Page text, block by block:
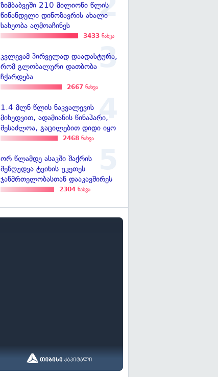
ზიმბაბვეში 210 მილიონი წლის
წინანდელი დინოზავრის ახალი
სახეობა აღმოაჩინეს
3433 ნახვა
კვლევამ პირველად დაადასტურა,
რომ გლობალური დათბობა
ჩქარდება
2667 ნახვა
1.4 მლნ წლის ნაკვალევის
მიხედვით, ადამიანის წინაპარი,
შესაძლოა, გაცილებით დიდი იყო
2468 ნახვა
ორ წლამდე ასაკში შაქრის
შეზღუდვა ტვინის უკეთეს
ჯანმრთელობასთან დააკავშირეს
2304 ნახვა